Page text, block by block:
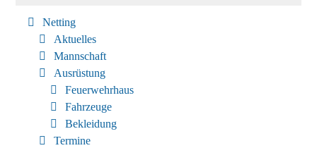
Netting
Aktuelles
Mannschaft
Ausrüstung
Feuerwehrhaus
Fahrzeuge
Bekleidung
Termine